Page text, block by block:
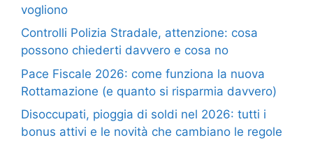
vogliono
Controlli Polizia Stradale, attenzione: cosa
possono chiederti davvero e cosa no
Pace Fiscale 2026: come funziona la nuova
Rottamazione (e quanto si risparmia davvero)
Disoccupati, pioggia di soldi nel 2026: tutti i
bonus attivi e le novità che cambiano le regole